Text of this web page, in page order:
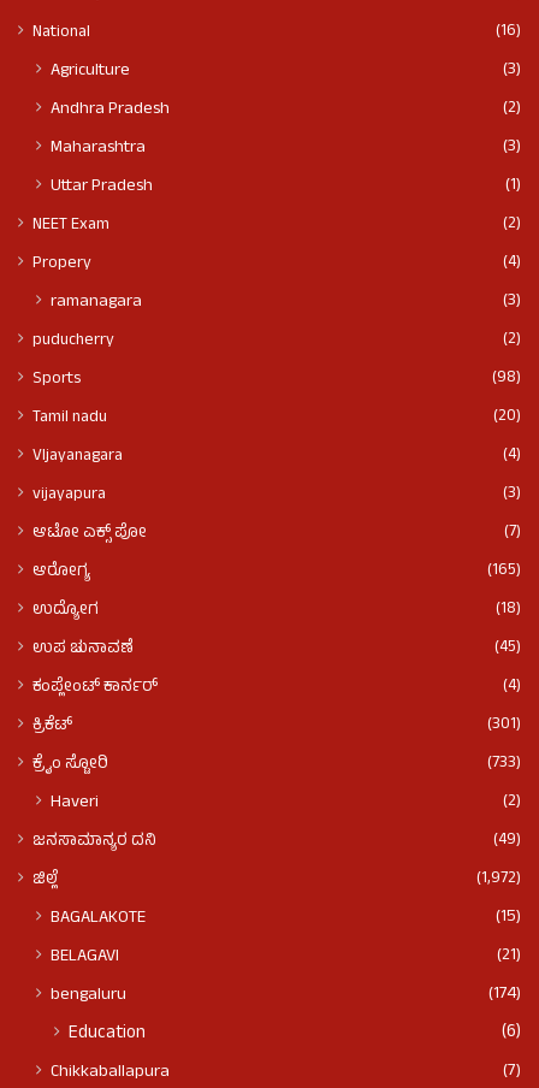
National
(16)
Agriculture
(3)
Andhra Pradesh
(2)
Maharashtra
(3)
Uttar Pradesh
(1)
NEET Exam
(2)
Propery
(4)
ramanagara (3)
puducherry
(2)
Sports
(98)
Tamil nadu
(20)
VIjayanagara
(4)
vijayapura
(3)
ಆಟೋ ಎಕ್ಸ್ ಪೋ
(7)
ಆರೋಗ್ಯ
(165)
ಉದ್ಯೋಗ
(18)
ಉಪ ಚುನಾವಣೆ
(45)
ಕಂಪ್ಲೇಂಟ್ ಕಾರ್ನರ್
(4)
ಕ್ರಿಕೆಟ್
(301)
ಕ್ರೈಂ ಸ್ಟೋರಿ
(733)
Haveri (2)
ಜನಸಾಮಾನ್ಯರ ದನಿ
(49)
ಜಿಲ್ಲೆ
(1,972)
BAGALAKOTE
(15)
BELAGAVI
(21)
bengaluru
(174)
Education (6)
Chikkaballapura
(7)